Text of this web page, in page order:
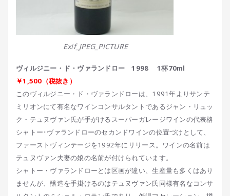
Exif_JPEG_PICTURE
ヴィルジニー・ド・ヴァランドロー 1998 1杯70ml
￥1,500（税抜き）
このヴィルジニー・ド・ヴァランドローは、1991年よりサンテ
ミリオンにて有名なワインコンサルタントであるジャン・リュッ
ク・テュヌヴァン氏が手がけるスーパーガレージワインの代表格
シャトー･ヴァランドローのセカンドワインの位置づけとして、
ファーストヴィンテージを1992年にリリース。ワインの名前は
テュヌヴァン夫妻の娘の名前が付けられています。
シャトー・ヴァランドローとは区画が違い、生産量も多くはあり
ませんが、醸造を手掛けるのはテュヌヴァン氏同様有名なコンサ